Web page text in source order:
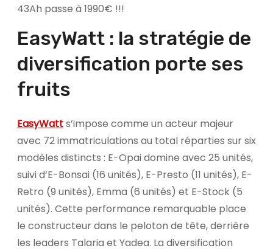
43Ah passe à 1990€ !!!
EasyWatt : la stratégie de
diversification porte ses
fruits
EasyWatts’impose comme un acteur majeur
avec 72 immatriculations au total réparties sur six
modèles distincts : E-Opai domine avec 25 unités,
suivi d’E-Bonsai (16 unités), E-Presto (11 unités), E-
Retro (9 unités), Emma (6 unités) et E-Stock (5
unités). Cette performance remarquable place
le constructeur dans le peloton de tête, derrière
les leaders Talaria et Yadea. La diversification